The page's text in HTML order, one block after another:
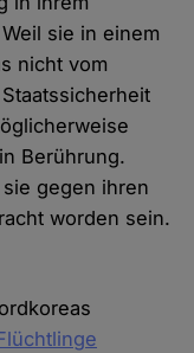
sie in einem
nicht vom
Berührung.
gegen ihren
worden sein.